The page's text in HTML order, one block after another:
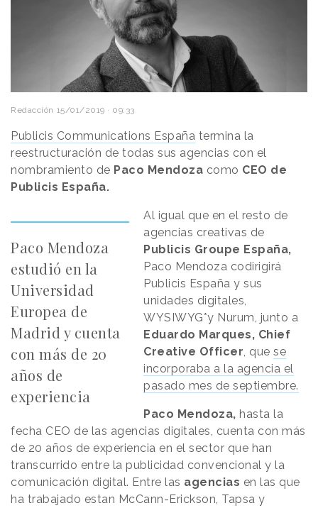
Redacción 15/01/2019 · 09:33
Publicis Communications España termina la
reestructuración de todas sus agencias con el
nombramiento de Paco Mendoza como CEO de
Publicis España.
Paco Mendoza
estudió en la
Universidad
Europea de
Madrid y cuenta
con más de 20
años de
experiencia
Al igual que en el resto de
agencias creativas de
Publicis Groupe España,
Paco Mendoza codirigirá
Publicis España y sus
unidades digitales,
WYSIWYG*y Nurum, junto a
Eduardo Marques, Chief
Creative Officer, quese
incorporaba a la agencia el
pasado mes de septiembre.
Paco Mendoza, hasta la
fecha CEO de las agencias digitales, cuenta con más
de 20 años de experiencia en el sector que han
transcurrido entre la publicidad convencional y la
comunicación digital. Entre las agencias en las que
ha trabajado estan McCann-Erickson, Tapsa y